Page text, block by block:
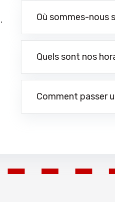
Où sommes-nous
Quels sont nos
Comment passer